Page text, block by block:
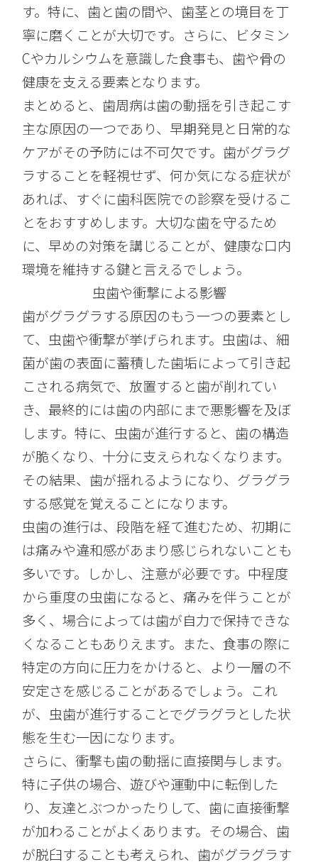
す。特に、歯と歯の間や、歯茎との境目を丁
寧に磨くことが大切です。さらに、ビタミン
Cやカルシウムを意識した食事も、歯や骨の
健康を支える要素となります。
まとめると、歯周病は歯の動揺を引き起こす
主な原因の一つであり、早期発見と日常的な
ケアがその予防には不可欠です。歯がグラグ
ラすることを軽視せず、何か気になる症状が
あれば、すぐに歯科医院での診察を受けるこ
とをおすすめします。大切な歯を守るため
に、早めの対策を講じることが、健康な口内
環境を維持する鍵と言えるでしょう。
虫歯や衝撃による影響
歯がグラグラする原因のもう一つの要素とし
て、虫歯や衝撃が挙げられます。虫歯は、細
菌が歯の表面に蓄積した歯垢によって引き起
こされる病気で、放置すると歯が削れてい
き、最終的には歯の内部にまで悪影響を及ぼ
します。特に、虫歯が進行すると、歯の構造
が脆くなり、十分に支えられなくなります。
その結果、歯が揺れるようになり、グラグラ
する感覚を覚えることになります。
虫歯の進行は、段階を経て進むため、初期に
は痛みや違和感があまり感じられないことも
多いです。しかし、注意が必要です。中程度
から重度の虫歯になると、痛みを伴うことが
多く、場合によっては歯が自力で保持できな
くなることもありえます。また、食事の際に
特定の方向に圧力をかけると、より一層の不
安定さを感じることがあるでしょう。これ
が、虫歯が進行することでグラグラとした状
態を生む一因になります。
さらに、衝撃も歯の動揺に直接関与します。
特に子供の場合、遊びや運動中に転倒した
り、友達とぶつかったりして、歯に直接衝撃
が加わることがよくあります。その場合、歯
が脱臼することも考えられ、歯がグラグラす